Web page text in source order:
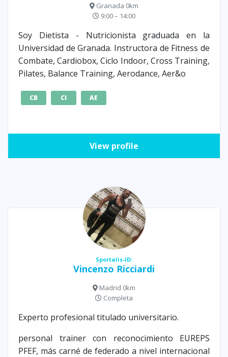
Granada 0km
9:00 – 14:00
Soy Dietista - Nutricionista graduada en la
Universidad de Granada. Instructora de Fitness de
Combate, Cardiobox, Ciclo Indoor, Cross Training,
Pilates, Balance Training, Aerodance, Aer&o
CB CI AE
View profile
Sportalis-ID:
Vincenzo Ricciardi
Madrid 0km
Completa
Experto profesional titulado universitario.
personal trainer con reconocimiento EUREPS
PFEF, más carné de federado a nivel internacional